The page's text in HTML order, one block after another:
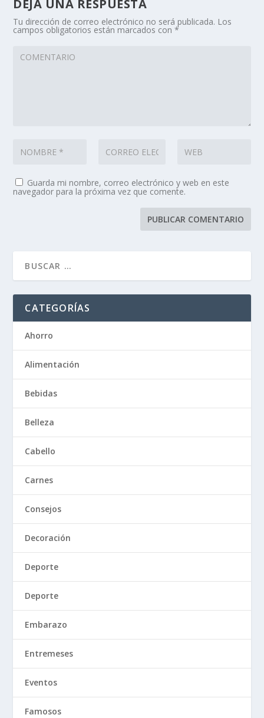
DEJA UNA RESPUESTA
Tu dirección de correo electrónico no será publicada. Los
campos obligatorios están marcados con*
Guarda mi nombre, correo electrónico y web en este
navegador para la próxima vez que comente.
CATEGORÍAS
Ahorro
Alimentación
Bebidas
Belleza
Cabello
Carnes
Consejos
Decoración
Deporte
Deporte
Embarazo
Entremeses
Eventos
Famosos